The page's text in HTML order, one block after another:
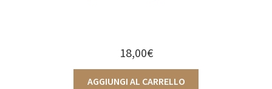
18,00€
AGGIUNGI AL CARRELLO